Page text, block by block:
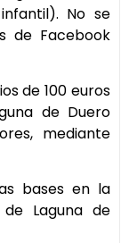
No se
de Facebook
de 100 euros
de Duero
mediante
bases en la
Laguna de